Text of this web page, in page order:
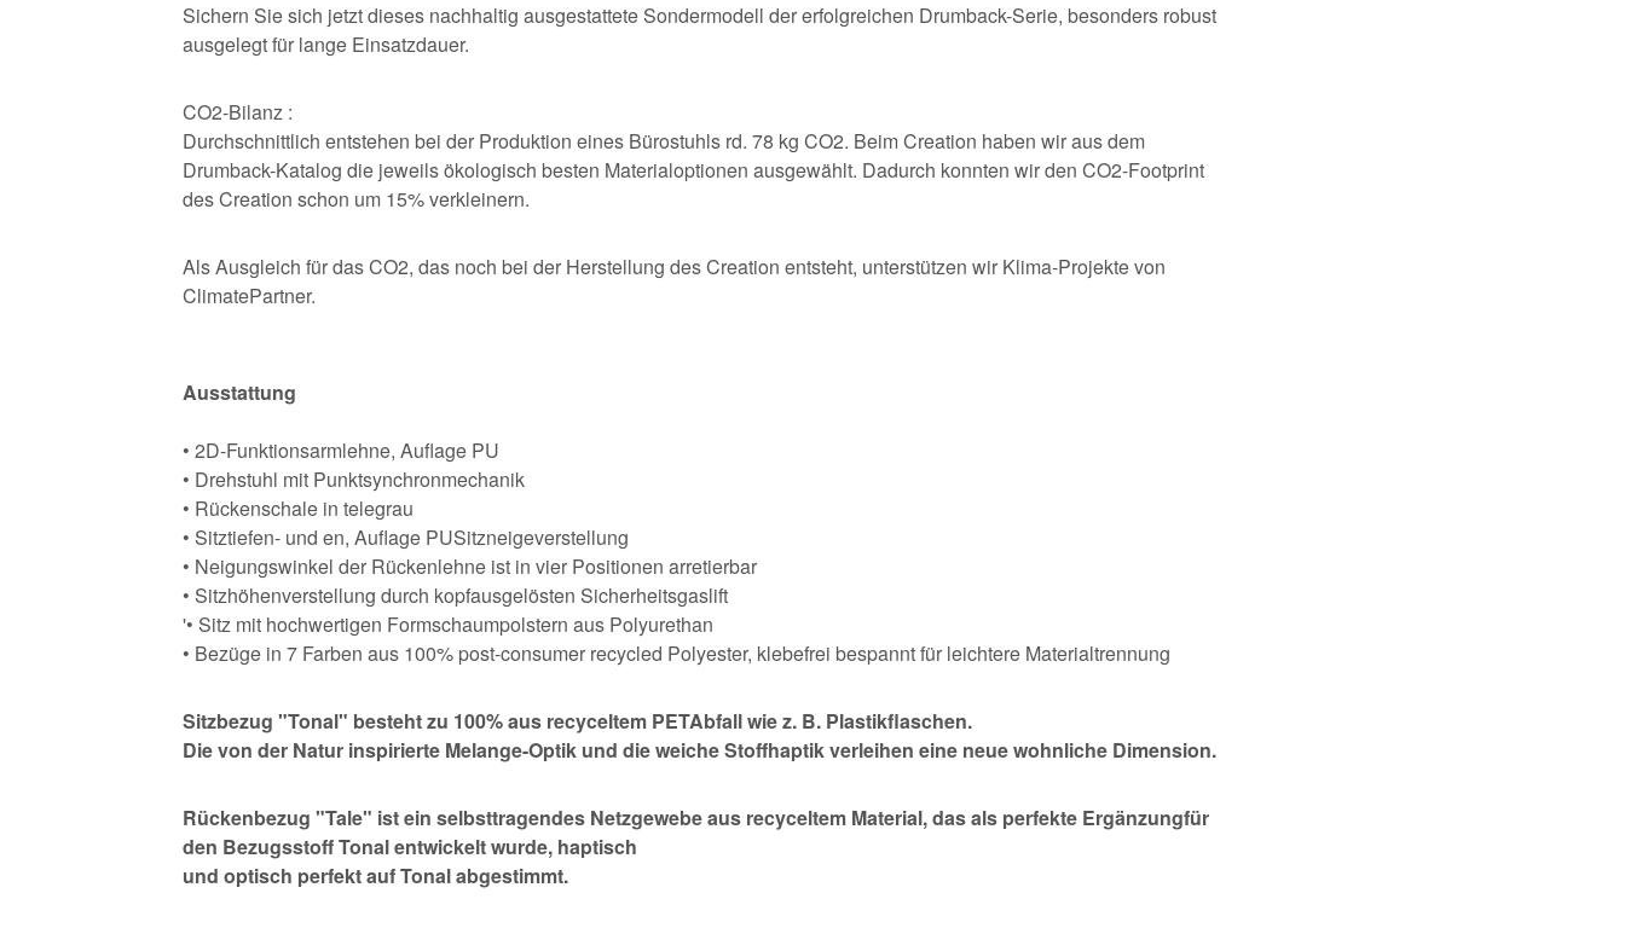
Sichern Sie sich jetzt dieses nachhaltig ausgestattete Sondermodell der erfolgreichen Drumback-Serie, besonders robust
ausgelegt für lange Einsatzdauer.
CO2-Bilanz :
Durchschnittlich entstehen bei der Produktion eines Bürostuhls rd. 78 kg CO2. Beim Creation haben wir aus dem
Drumback-Katalog die jeweils ökologisch besten Materialoptionen ausgewählt. Dadurch konnten wir den CO2-Footprint
des Creation schon um 15% verkleinern.
Als Ausgleich für das CO2, das noch bei der Herstellung des Creation entsteht, unterstützen wir Klima-Projekte von
ClimatePartner.
Ausstattung
• 2D-Funktionsarmlehne, Auflage PU
• Drehstuhl mit Punktsynchronmechanik
• Rückenschale in telegrau
• Sitztiefen- und en, Auflage PUSitzneigeverstellung
• Neigungswinkel der Rückenlehne ist in vier Positionen arretierbar
• Sitzhöhenverstellung durch kopfausgelösten Sicherheitsgaslift
'• Sitz mit hochwertigen Formschaumpolstern aus Polyurethan
• Bezüge in 7 Farben aus 100% post-consumer recycled Polyester, klebefrei bespannt für leichtere Materialtrennung
Sitzbezug "Tonal" besteht zu 100% aus recyceltem PETAbfall wie z. B. Plastikflaschen.
Die von der Natur inspirierte Melange-Optik und die weiche Stoffhaptik verleihen eine neue wohnliche Dimension.
Rückenbezug "Tale" ist ein selbsttragendes Netzgewebe aus recyceltem Material, das als perfekte Ergänzungfür
den Bezugsstoff Tonal entwickelt wurde, haptisch
und optisch perfekt auf Tonal abgestimmt.